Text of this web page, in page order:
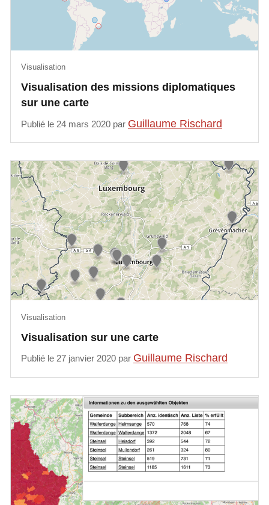
Visualisation des missions diplomatiques
sur une carte
Visualisation
Publié le 24 mars 2020 par Guillaume Rischard
Visualisation sur une carte
Visualisation
Publié le 27 janvier 2020 par Guillaume Rischard